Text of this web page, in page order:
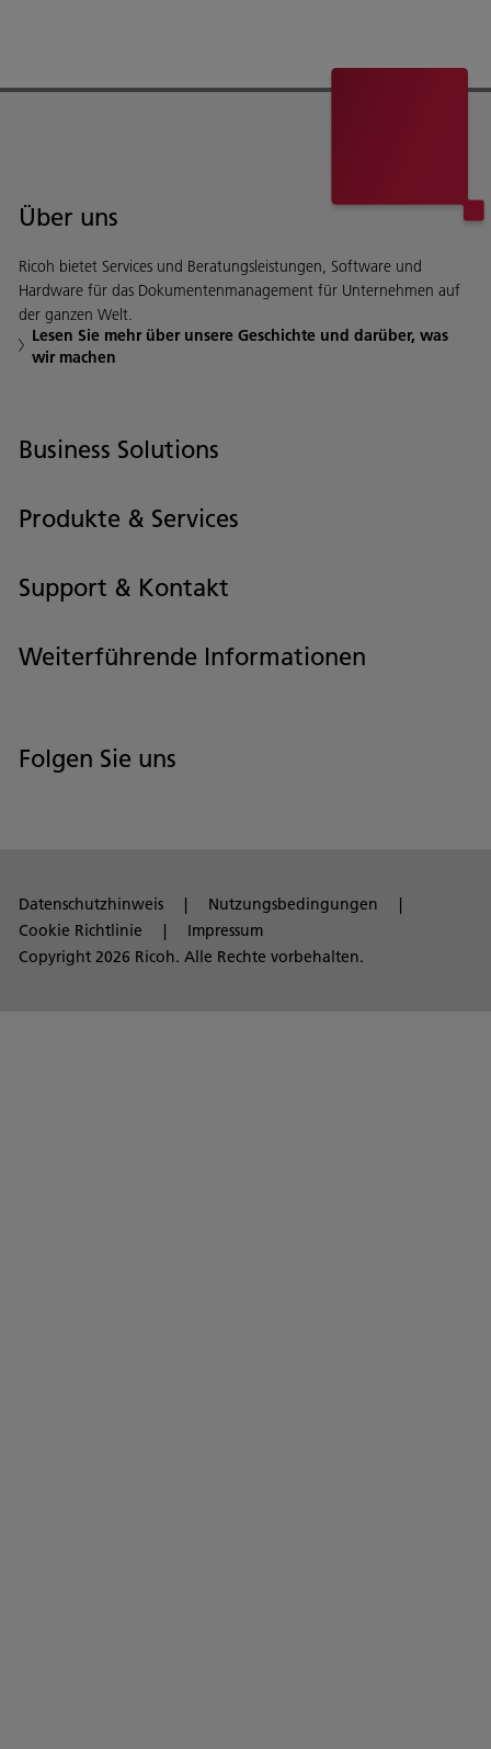
Über uns
Ricoh bietet Services und Beratungsleistungen, Software und
Hardware für das Dokumentenmanagement für Unternehmen auf
der ganzen Welt.
Lesen Sie mehr über unsere Geschichte und darüber, was
wir machen
Business Solutions
Produkte & Services
Support & Kontakt
Weiterführende Informationen
Folgen Sie uns
Datenschutzhinweis
Nutzungsbedingungen
Cookie Richtlinie
Impressum
Copyright 2026 Ricoh. Alle Rechte vorbehalten.